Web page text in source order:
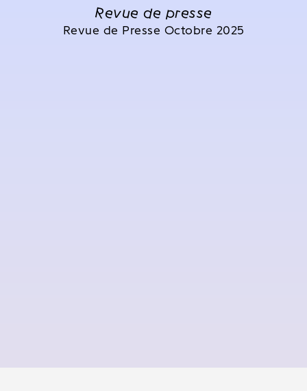
Revue de presse
Revue de Presse Octobre 2025